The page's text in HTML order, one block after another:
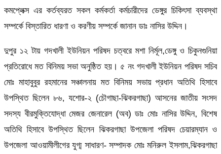
কমপ্লেক্স এর কর্তব্যরত সকল কর্মকর্তা কর্মচারীদের ডেঙ্গুর চিকিৎসা ব্যবস্থা
সম্পর্কে বিস্তারিত ধারণা ও করণীয় সম্পর্কে জানান ডাঃ নাসির উদ্দিন।
দুপুর ১২ টায় গদখালী ইউনিয়ন পরিষদ চত্বরে মশা নির্মূল,ডেঙ্গু ও চিকুনগুনিয়া
প্রতিরোধে মত বিনিময় সভা অনুষ্ঠিত হয়। ৫ নং গদখালী ইউনিয়ন পরিষদ সচিব
মোঃ মাহাবুবুর রহমানের সঞ্চালনায় মত বিনিময় সভায় প্রধান অতিথি হিসাবে
উপস্থিত ছিলেন ৮৬, যশোর-২ (চৌগাছা-ঝিকরগাছা) আসনের জাতীয় সংসদ
সদস্য বীরমুক্তিযোদ্ধা মেজর জেনারেল (অব) ডাঃ মোঃ নাসির উদ্দিন, বিশেষ
অতিথি হিসাবে উপস্থিত ছিলেন ঝিকরগাছা উপজেলা পরিষদ চেয়ারম্যান ও
উপজেলা আওয়ামীলীগের যুগ্ম সাধারণ- সম্পাদক মোঃ মনিরুল ইসলাম,ঝিকরগাছা